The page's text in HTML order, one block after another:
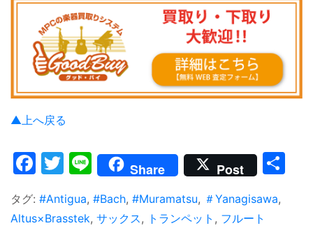
▲上へ戻る
Facebook
Twitter
LineShare Post
タグ: #Antigua, #Bach, #Muramatsu, ＃Yanagisawa,
Altus×Brasstek, サックス, トランペット , フルート